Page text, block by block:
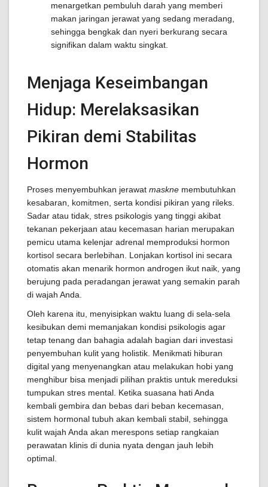
menargetkan pembuluh darah yang memberi
makan jaringan jerawat yang sedang meradang,
sehingga bengkak dan nyeri berkurang secara
signifikan dalam waktu singkat.
Menjaga Keseimbangan
Hidup: Merelaksasikan
Pikiran demi Stabilitas
Hormon
Proses menyembuhkan jerawat maskne membutuhkan
kesabaran, komitmen, serta kondisi pikiran yang rileks.
Sadar atau tidak, stres psikologis yang tinggi akibat
tekanan pekerjaan atau kecemasan harian merupakan
pemicu utama kelenjar adrenal memproduksi hormon
kortisol secara berlebihan. Lonjakan kortisol ini secara
otomatis akan menarik hormon androgen ikut naik, yang
berujung pada peradangan jerawat yang semakin parah
di wajah Anda.
Oleh karena itu, menyisipkan waktu luang di sela-sela
kesibukan demi memanjakan kondisi psikologis agar
tetap tenang dan bahagia adalah bagian dari investasi
penyembuhan kulit yang holistik. Menikmati hiburan
digital yang menyenangkan atau melakukan hobi yang
menghibur bisa menjadi pilihan praktis untuk mereduksi
tumpukan stres mental. Ketika suasana hati Anda
kembali gembira dan bebas dari beban kecemasan,
sistem hormonal tubuh akan kembali stabil, sehingga
kulit wajah Anda akan merespons setiap rangkaian
perawatan klinis di dunia nyata dengan jauh lebih
optimal.